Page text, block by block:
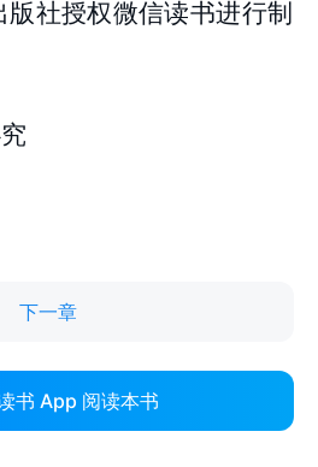
下一章
书 App 阅读本书